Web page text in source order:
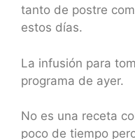
tanto de postre
estos días.
La infusión para
programa de ayer.
No es una receta
poco de tiempo